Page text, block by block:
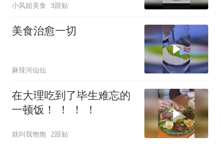
小凤姐美食 3跟贴
美食治愈一切
麻辣河仙仙
在大理吃到了毕生难忘的
一顿饭！ ！ ！ ！
就叫我饱饱 2跟贴